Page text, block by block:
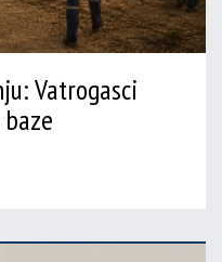
Vatrogasci